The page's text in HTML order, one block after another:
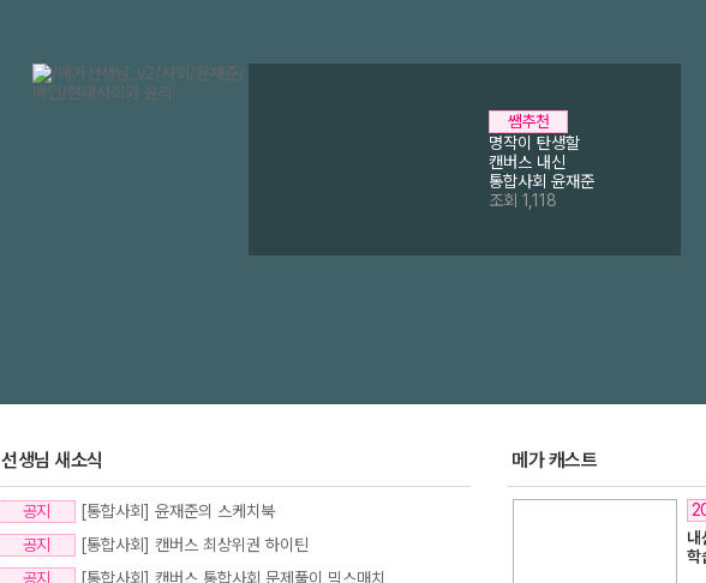
1
2
쌤추천
명작이 탄생할
캔버스 내신
통합사회 윤재준
조회 1,118
선생님 새소식
공지
[통합사회] 윤재준의 스케치북
공지
[통합사회] 캔버스 최상위권 하이틴
공지
[통합사회] 캔버스 통합사회 문제풀이 믹스매치
메가 캐스트
내
학